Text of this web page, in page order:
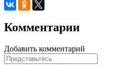
Комментарии
Добавить комментарий